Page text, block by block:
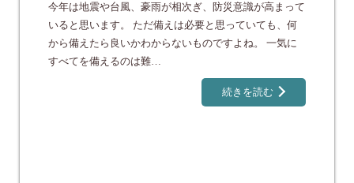
今年は地震や台風、豪雨が相次ぎ、防災意識が高まって
いると思います。 ただ備えは必要と思っていても、何
から備えたら良いかわからないものですよね。 一気に
すべてを備えるのは難…
続きを読む